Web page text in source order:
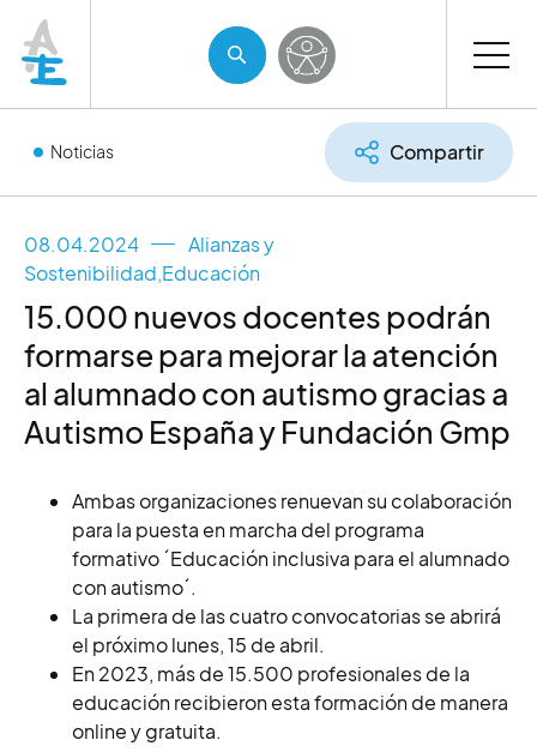
Noticias Compartir
08.04.2024
Alianzas y
Sostenibilidad,Educación
15.000 nuevos docentes podrán
formarse para mejorar la atención
al alumnado con autismo gracias a
Autismo España y Fundación Gmp
Ambas organizaciones renuevan su colaboración
para la puesta en marcha del programa
formativo ´Educación inclusiva para el alumnado
con autismo´.
La primera de las cuatro convocatorias se abrirá
el próximo lunes, 15 de abril.
En 2023, más de 15.500 profesionales de la
educación recibieron esta formación de manera
online y gratuita.